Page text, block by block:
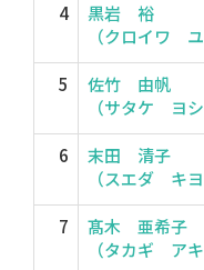
4
黒岩 裕
（クロイワ ユ
5
佐竹 由帆
（サタケ ヨシ
6
末田 清子
（スエダ キヨ
7
髙木 亜希子
（タカギ アキ